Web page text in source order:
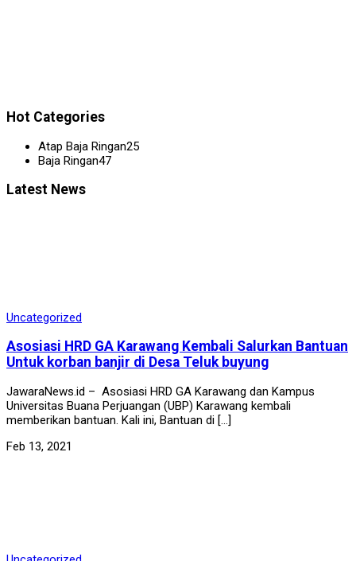
Hot Categories
Atap Baja Ringan25
Baja Ringan47
Latest News
Uncategorized
Asosiasi HRD GA Karawang Kembali Salurkan Bantuan
Untuk korban banjir di Desa Teluk buyung
JawaraNews.id – Asosiasi HRD GA Karawang dan Kampus
Universitas Buana Perjuangan (UBP) Karawang kembali
memberikan bantuan. Kali ini, Bantuan di […]
Feb 13, 2021